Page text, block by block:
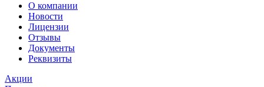
О компании
Новости
Лицензии
Отзывы
Документы
Реквизиты
Акции